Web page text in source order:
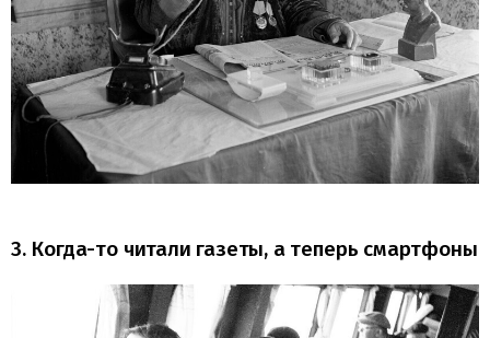
3. Когда-то читали газеты, а теперь смартфоны